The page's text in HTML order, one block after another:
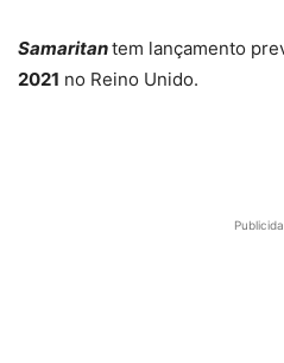
Samaritantem lançamento
2021 no Reino Unido.